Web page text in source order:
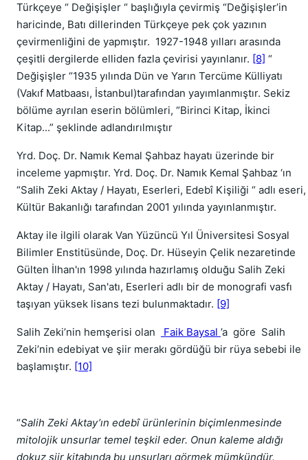
Türkçeye “ Değişişler “ başlığıyla çevirmiş “Değişişler’in
haricinde, Batı dillerinden Türkçeye pek çok yazının
çevirmenliğini de yapmıştır. 1927-1948 yılları arasında
çeşitli dergilerde elliden fazla çevirisi yayınlanır. [8] “
Değişişler “1935 yılında Dün ve Yarın Tercüme Külliyatı
(Vakıf Matbaası, İstanbul)tarafından yayımlanmıştır. Sekiz
bölüme ayrılan eserin bölümleri, “Birinci Kitap, İkinci
Kitap...” şeklinde adlandırılmıştır
Yrd. Doç. Dr. Namık Kemal Şahbaz hayatı üzerinde bir
inceleme yapmıştır. Yrd. Doç. Dr. Namık Kemal Şahbaz ‘ın
“Salih Zeki Aktay / Hayatı, Eserleri, Edebî Kişiliği “ adlı eseri,
Kültür Bakanlığı tarafından 2001 yılında yayınlanmıştır.
Aktay ile ilgili olarak Van Yüzüncü Yıl Üniversitesi Sosyal
Bilimler Enstitüsünde, Doç. Dr. Hüseyin Çelik nezaretinde
Gülten İlhan'ın 1998 yılında hazırlamış olduğu Salih Zeki
Aktay / Hayatı, San'atı, Eserleri adlı bir de monografi vasfı
taşıyan yüksek lisans tezi bulunmaktadır. [9]
Salih Zeki’nin hemşerisi olan Faik Baysal ’a göre Salih
Zeki’nin edebiyat ve şiir merakı gördüğü bir rüya sebebi ile
başlamıştır. [10]
“Salih Zeki Aktay’ın edebî ürünlerinin biçimlenmesinde
mitolojik unsurlar temel teşkil eder. Onun kaleme aldığı
dokuz şiir kitabında bu unsurları görmek mümkündür.